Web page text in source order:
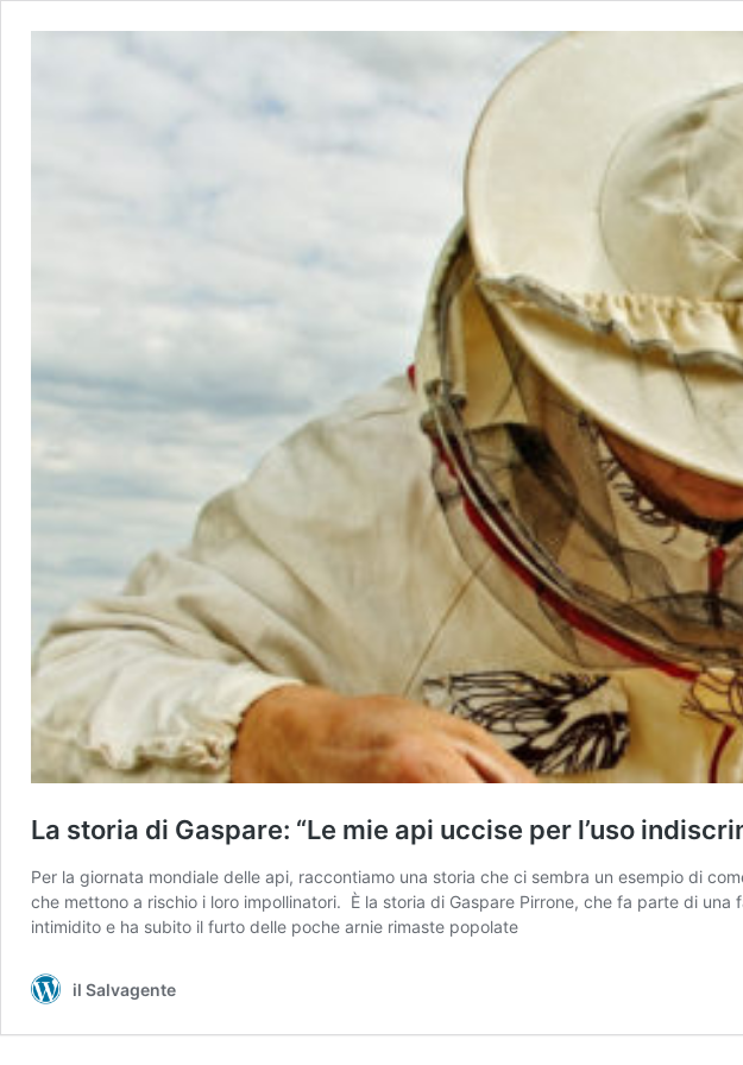
La storia di Gaspare: “Le mie api uccise per l’uso
Per la giornata mondiale delle api, raccontiamo una storia che ci sembra un esempio di
che mettono a rischio i loro impollinatori. È la storia di Gaspare Pirrone, che fa parte di
intimidito e ha subito il furto delle poche arnie rimaste popolate
il Salvagente